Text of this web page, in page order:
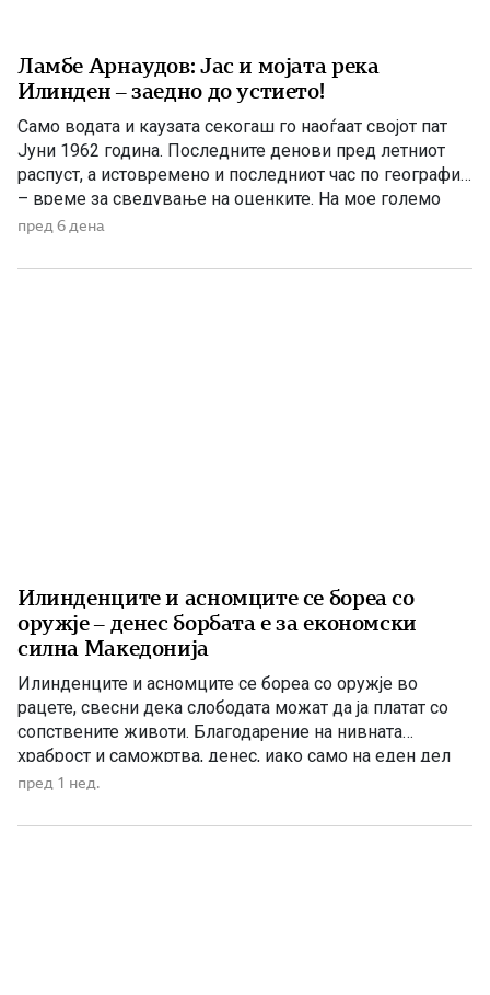
Ламбе Арнаудов: Јас и мојата река
Илинден – заедно до устието!
Само водата и каузата секогаш го наоѓаат својот пат
Јуни 1962 година. Последните денови пред летниот
распуст, а истовремено и последниот час по географија
– време за сведување на оценките. На мое големо
изненадување, учителката ме крена мене и ми
расчисти дилемите околу мојата конечна […]
пред 6 дена
Илинденците и асномците се бореа со
оружје – денес борбата е за економски
силна Македонија
Илинденците и асномците се бореа со оружје во
рацете, свесни дека слободата можат да ја платат со
сопствените животи. Благодарение на нивната
храброст и саможртва, денес, иако само на еден дел
од Македонија, имаме сопствена држава, свој
македонското име. Нивниот аманет не е само да се
пред 1 нед.